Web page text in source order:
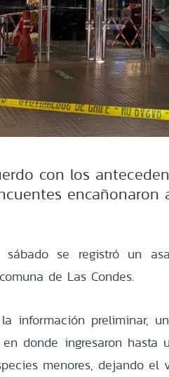
con los
encañonaron
sábado se registró un
de Las Condes.
información preliminar,
donde ingresaron
menores, dejando el